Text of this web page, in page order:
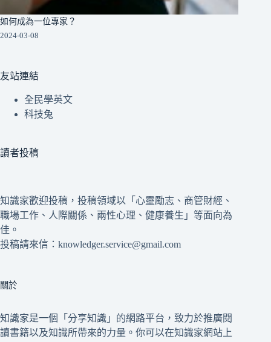
如何成為一位專家？
2024-03-08
友站連結
全民學英文
科技兔
讀者投稿
知識家歡迎投稿，投稿領域以「心靈勵志、商管財經、
職場工作、人際關係、兩性心理、健康養生」等面向為
佳。
投稿請來信：knowledger.service@gmail.com
關於
知識家是一個「分享知識」的網路平台，致力於推廣閱
讀書籍以及知識所帶來的力量。你可以在知識家網站上